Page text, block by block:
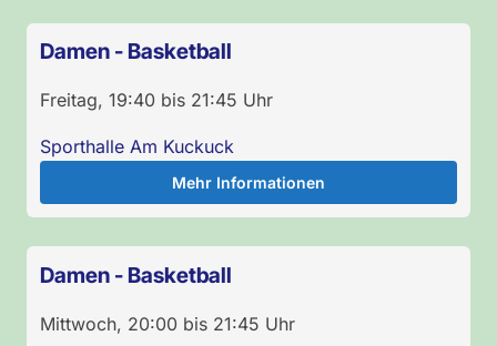
Damen - Basketball
Freitag, 19:40 bis 21:45 Uhr
Sporthalle Am Kuckuck
Mehr Informationen
Damen - Basketball
Mittwoch, 20:00 bis 21:45 Uhr